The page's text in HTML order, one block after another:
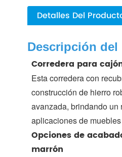
Detalles Del
Descripción del
Corredera para
Esta corredera con
construcción de hierro
avanzada, brindando
aplicaciones de
Opciones de
marrón